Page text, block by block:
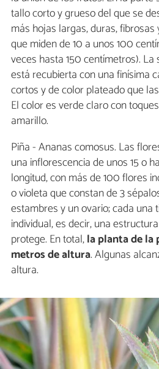
tallo corto y grueso del que se
más hojas largas, duras,
que miden de 10 a unos 100
veces hasta 150 centímetros).
está recubierta con una finísima
cortos y de color plateado que
El color es verde claro con
amarillo.
Piña - Ananas comosus. Las
una inflorescencia de unos 15 o
longitud, con más de 100 flores
o violeta que constan de 3
estambres y un ovario; cada una
individual, es decir, una
protege. En total,la planta de la
metros de altura. Algunas
altura.